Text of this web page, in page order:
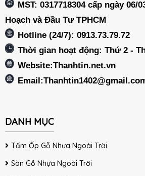
MST: 0317718304 cấp ngày 06/
Hoạch và Đầu Tư TPHCM
Hotline (24/7): 0913.73.79.72
Thời gian hoạt động: Thứ 2 -
Website:Thanhtin.net.vn
Email:
DANH MỤC
Tấm Ốp Gỗ Nhựa Ngoài Trời
Sàn Gỗ Nhựa Ngoài Trời